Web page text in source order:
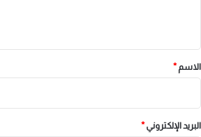
*
الاسم *
البريد الإلكتروني*